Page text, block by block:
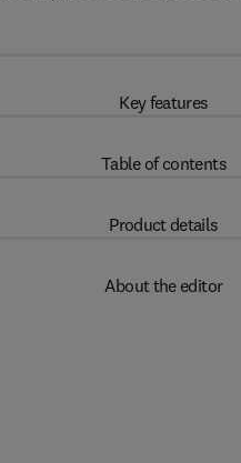
Key features
Table of contents
Product details
About the editor